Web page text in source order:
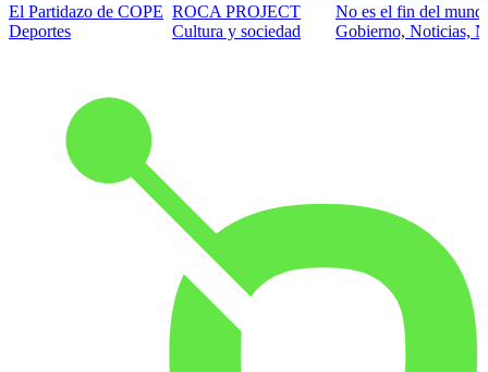
El Partidazo de COPE
Deportes
ROCA PROJECT
Cultura y sociedad
No es el fin del
Gobierno, Noticias,